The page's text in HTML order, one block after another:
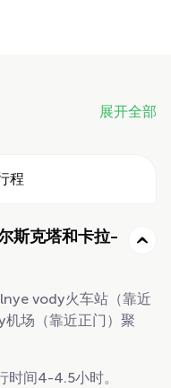
展开全部
程
斯克塔和卡拉-
vody火车站（靠近
场（靠近正门）聚
时间4-4.5小时。